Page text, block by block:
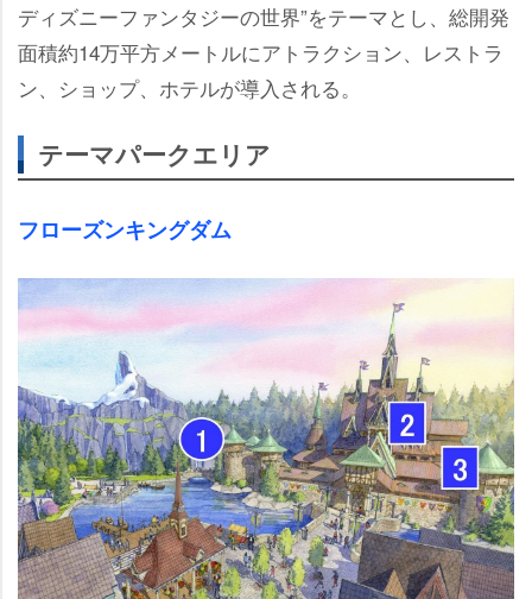
ディズニーファンタジーの世界”をテーマとし、総開発
面積約14万平方メートルにアトラクション、レストラ
ン、ショップ、ホテルが導入される。
テーマパークエリア
フローズンキングダム